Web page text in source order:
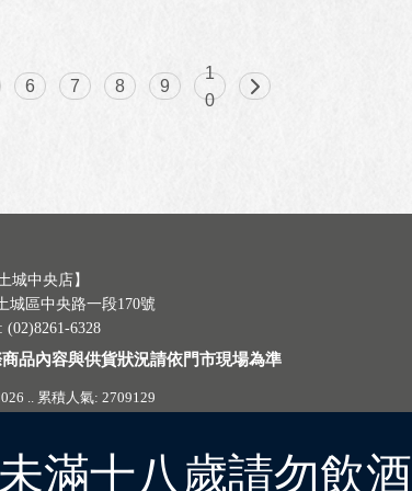
6 7 8 9
1
0
滿十八歲請勿飲酒
城中央店】
城區中央路一段170號
(02)8261-6328
品內容與供貨狀況請依門市現場為準
.. 累積人氣: 2709129